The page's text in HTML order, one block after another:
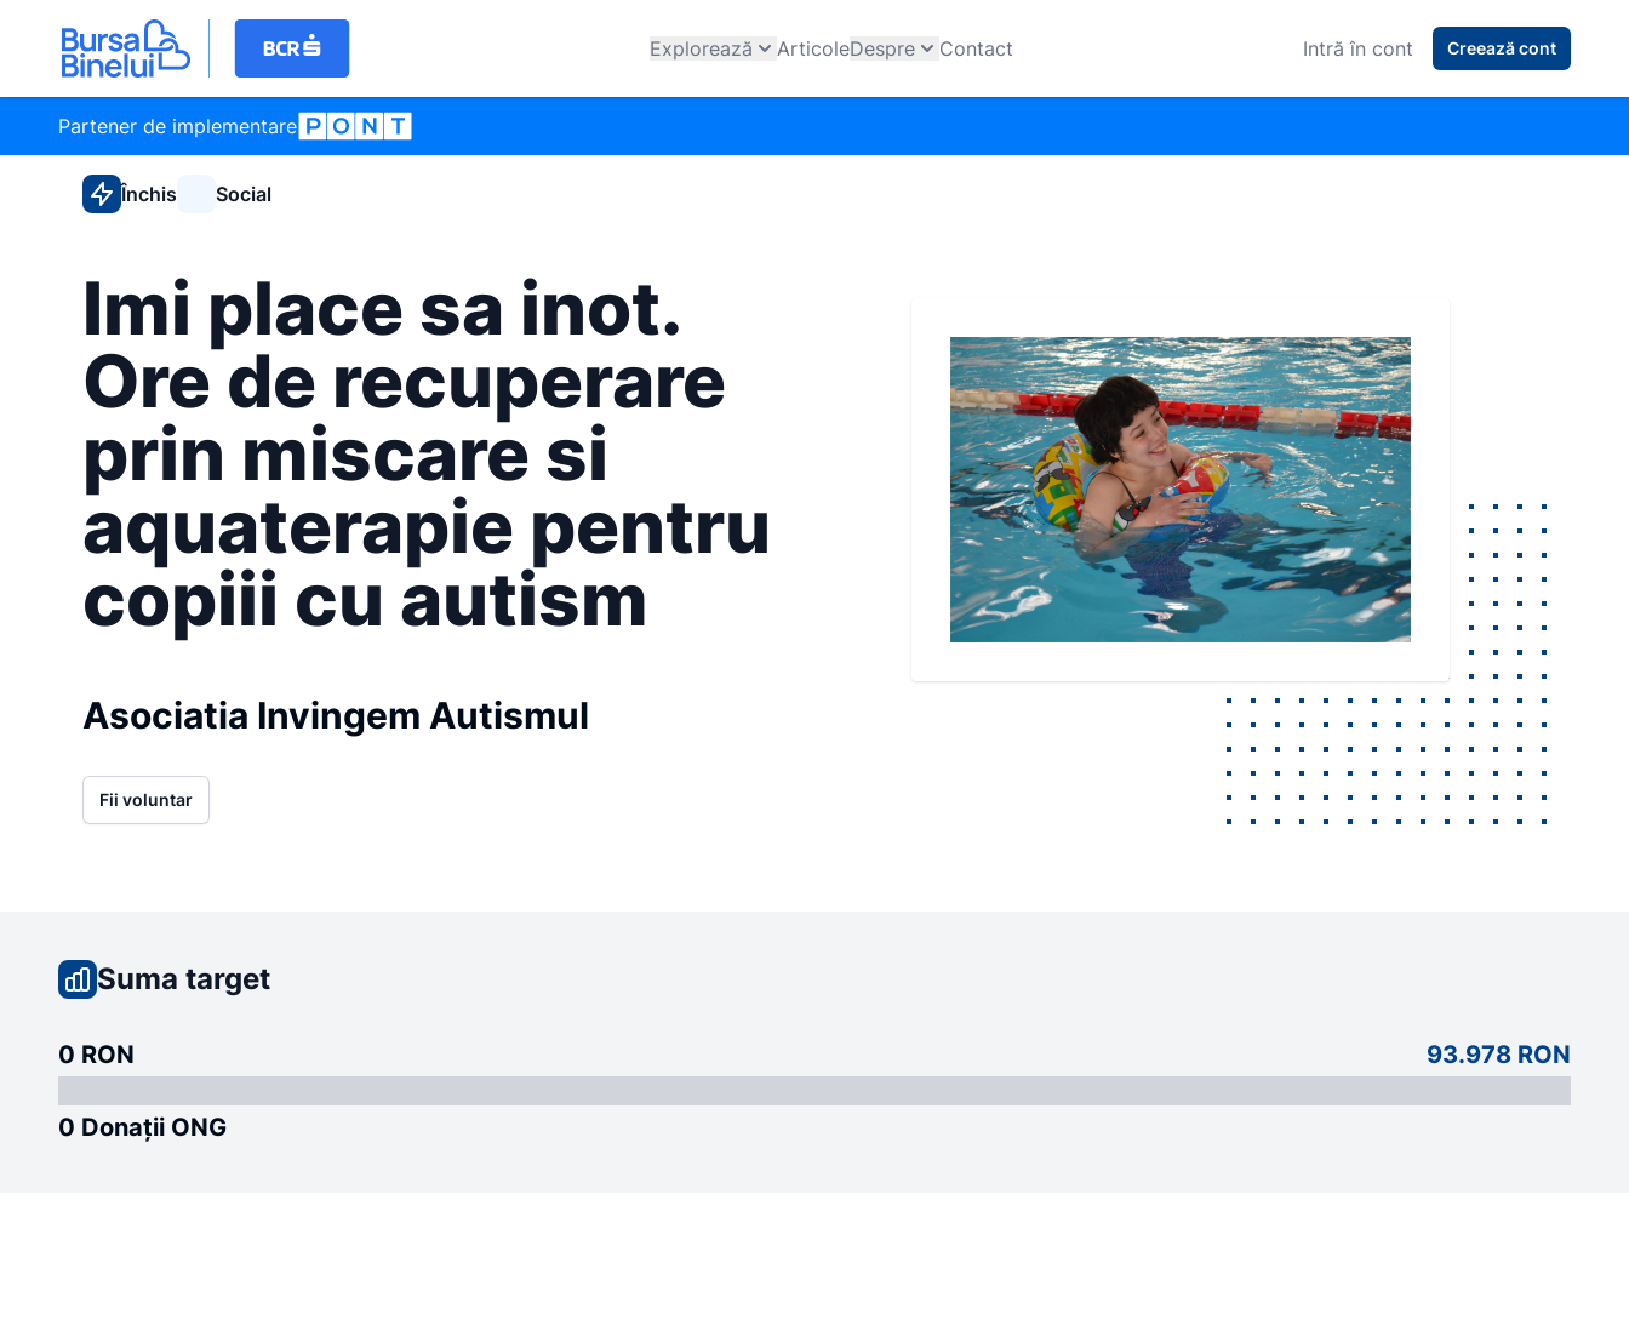
Explorează ArticoleDespre Contact Intră în cont Creează cont
Partener de implementare
Închis Social
Imi place sa inot.
Ore de recuperare
prin miscare si
aquaterapie pentru
copiii cu autism
Asociatia Invingem Autismul
Fii voluntar
Suma target
0 RON 93.978 RON
0 Donații ONG